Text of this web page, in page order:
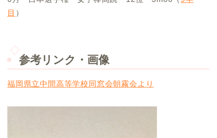
目 ）
参考リンク・画像
福岡県立中間高等学校同窓会朝霧会より